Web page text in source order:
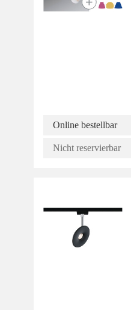
Online bestellbar
Nicht reservierbar